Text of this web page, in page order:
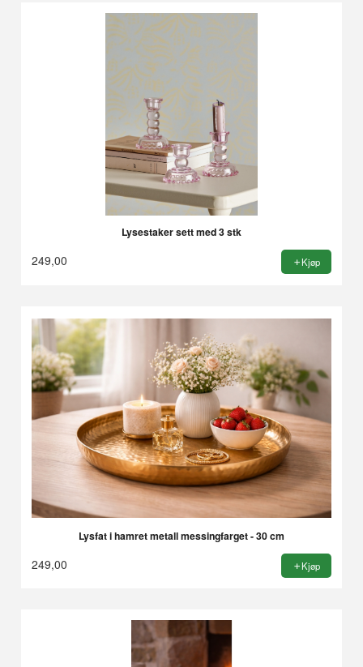
Lysestaker sett med 3 stk
249,00 Kjøp
Lysfat i hamret metall messingfarget - 30 cm
249,00 Kjøp